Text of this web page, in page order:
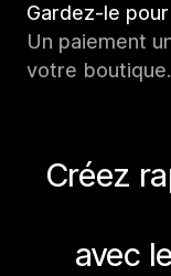
Gardez-le
Un paiement
votre boutique.
Créez
avec